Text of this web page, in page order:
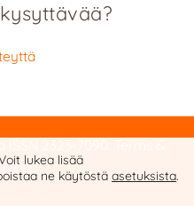
Studio
lukea lisää
ne käytöstä asetuksista.